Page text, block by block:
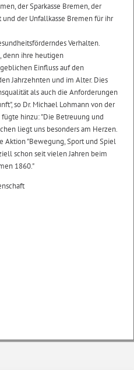
der Sparkasse Bremen, der
der Unfallkasse Bremen für ihr
Verhalten.
denn ihre heutigen
Einfluss auf den
Jahrzehnten und im Alter. Dies
als auch die Anforderungen
so Dr. Michael Lohmann von der
hinzu: "Die Betreuung und
liegt uns besonders am Herzen.
Aktion "Bewegung, Sport und Spiel
schon seit vielen Jahren beim
1860."